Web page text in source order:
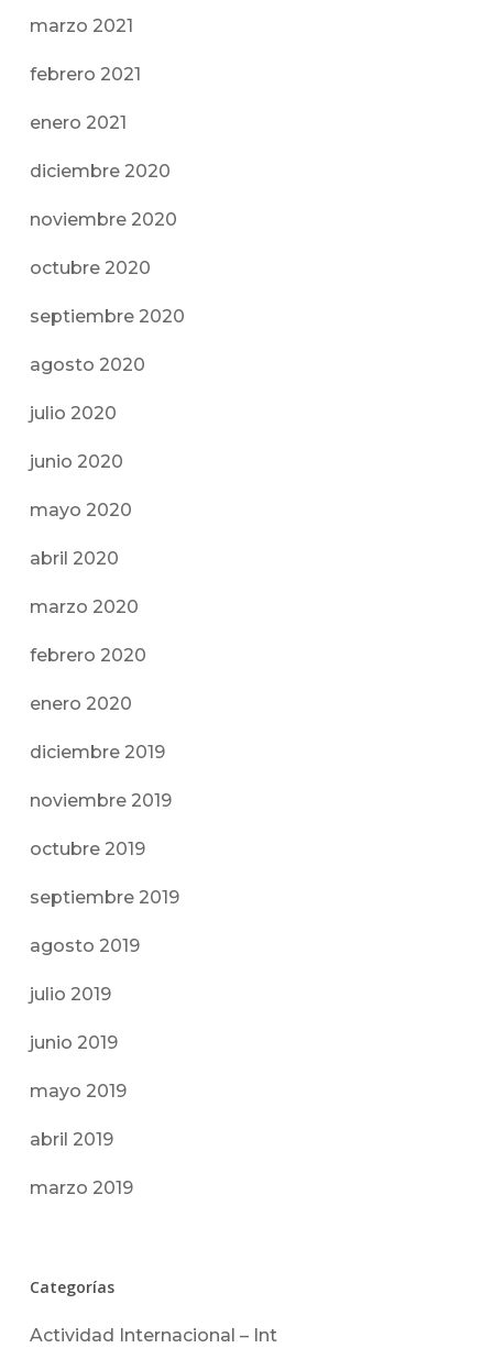
marzo 2021
febrero 2021
enero 2021
diciembre 2020
noviembre 2020
octubre 2020
septiembre 2020
agosto 2020
julio 2020
junio 2020
mayo 2020
abril 2020
marzo 2020
febrero 2020
enero 2020
diciembre 2019
noviembre 2019
octubre 2019
septiembre 2019
agosto 2019
julio 2019
junio 2019
mayo 2019
abril 2019
marzo 2019
Categorías
Actividad Internacional – Int